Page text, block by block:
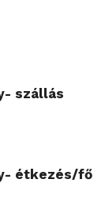
szállás
étkezés/fő